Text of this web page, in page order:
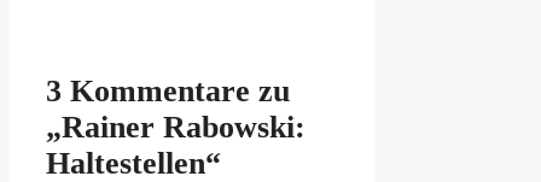
3 Kommentare zu
„Rai­ner Ra­bow­ski:
Hal­te­stel­len“